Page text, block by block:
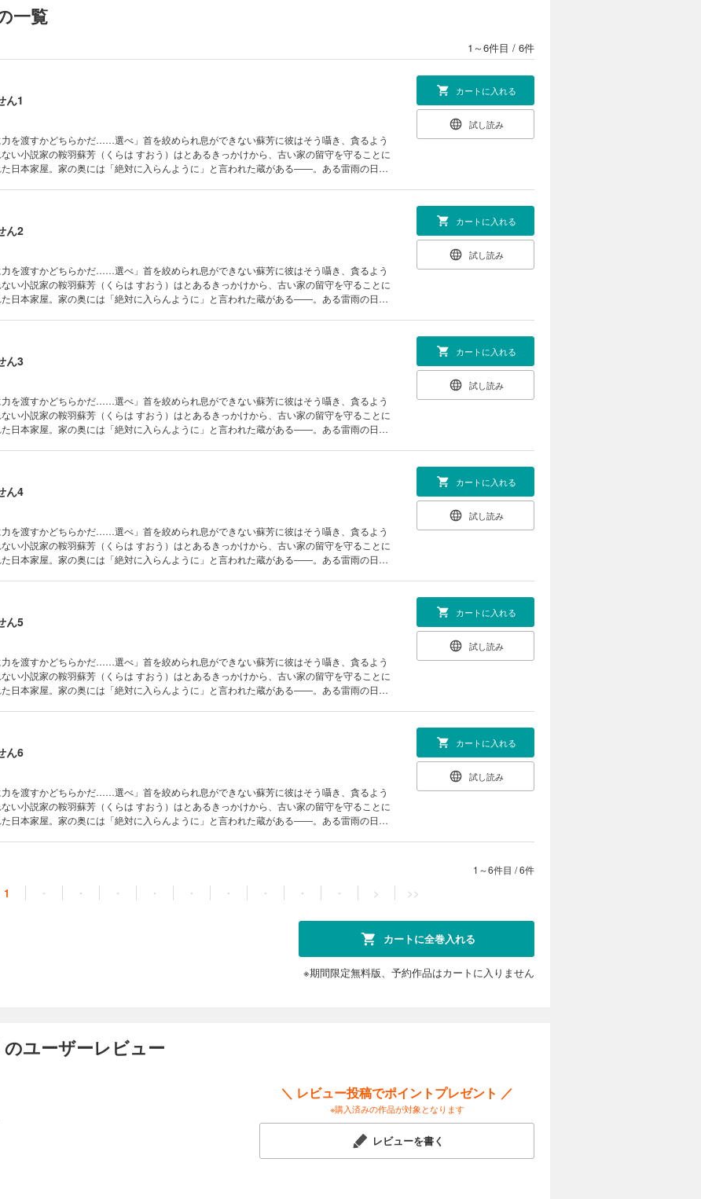
一覧
1～6件目 / 6件
ん1
力を渡すかどちらかだ……選べ」首を絞められ息ができない蘇芳に彼はそう囁き、貪るよう
い小説家の鞍羽蘇芳（くらは すおう）はとあるきっかけから、古い家の留守を守ることに
日本家屋。家の奥には「絶対に入らんように」と言われた蔵がある――。ある雷雨の日、
ない――鬼の姿だった。「お前、顔はむかつくが精は美味い」封印を解くための力――精
うとする鬼と一緒に暮らすことになり……!?
カートに入れる
試し読み
ん2
力を渡すかどちらかだ……選べ」首を絞められ息ができない蘇芳に彼はそう囁き、貪るよう
い小説家の鞍羽蘇芳（くらは すおう）はとあるきっかけから、古い家の留守を守ることに
日本家屋。家の奥には「絶対に入らんように」と言われた蔵がある――。ある雷雨の日、
ない――鬼の姿だった。「お前、顔はむかつくが精は美味い」封印を解くための力――精
うとする鬼と一緒に暮らすことになり……!?
カートに入れる
試し読み
ん3
力を渡すかどちらかだ……選べ」首を絞められ息ができない蘇芳に彼はそう囁き、貪るよう
い小説家の鞍羽蘇芳（くらは すおう）はとあるきっかけから、古い家の留守を守ることに
日本家屋。家の奥には「絶対に入らんように」と言われた蔵がある――。ある雷雨の日、
ない――鬼の姿だった。「お前、顔はむかつくが精は美味い」封印を解くための力――精
うとする鬼と一緒に暮らすことになり……!?
カートに入れる
試し読み
ん4
力を渡すかどちらかだ……選べ」首を絞められ息ができない蘇芳に彼はそう囁き、貪るよう
い小説家の鞍羽蘇芳（くらは すおう）はとあるきっかけから、古い家の留守を守ることに
日本家屋。家の奥には「絶対に入らんように」と言われた蔵がある――。ある雷雨の日、
ない――鬼の姿だった。「お前、顔はむかつくが精は美味い」封印を解くための力――精
うとする鬼と一緒に暮らすことになり……!?
カートに入れる
試し読み
ん5
力を渡すかどちらかだ……選べ」首を絞められ息ができない蘇芳に彼はそう囁き、貪るよう
い小説家の鞍羽蘇芳（くらは すおう）はとあるきっかけから、古い家の留守を守ることに
日本家屋。家の奥には「絶対に入らんように」と言われた蔵がある――。ある雷雨の日、
ない――鬼の姿だった。「お前、顔はむかつくが精は美味い」封印を解くための力――精
うとする鬼と一緒に暮らすことになり……!?
カートに入れる
試し読み
ん6
力を渡すかどちらかだ……選べ」首を絞められ息ができない蘇芳に彼はそう囁き、貪るよう
い小説家の鞍羽蘇芳（くらは すおう）はとあるきっかけから、古い家の留守を守ることに
日本家屋。家の奥には「絶対に入らんように」と言われた蔵がある――。ある雷雨の日、
カートに入れる
試し読み
1～6件目 /6件
1 ・ ・ ・ ・ ・ ・ ・ ・ ・ > >>
カートに全巻入れる
※期間限定無料版、予約作品はカートに入りません
ユーザーレビュー
＼ レビュー投稿でポイントプレゼント ／
※購入済みの作品が対象となります
レビューを書く